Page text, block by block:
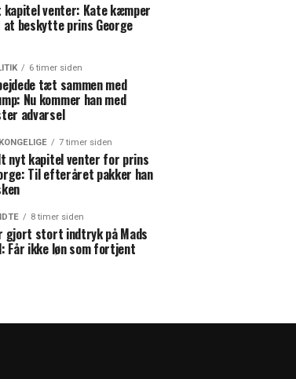
kapitel venter: Kate kæmper
beskytte prins George
6 timer siden
tæt sammen med
Nu kommer han med
advarsel
7 timer siden
nyt kapitel venter for prins
Til efteråret pakker han
8 timer siden
gjort stort indtryk på Mads
Får ikke løn som fortjent